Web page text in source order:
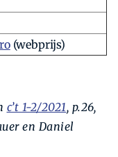
(webprijs)
c’t 1-2/2021, p.26,
en Daniel